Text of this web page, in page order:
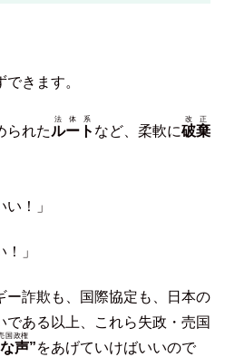
きます。
られたルート
法体系
など、柔軟に破棄
改正
い！」
」
ー詐欺も、国際協定も、日本の
である以上、これら失政・売国
声
国政権
”をあげていけばいいので